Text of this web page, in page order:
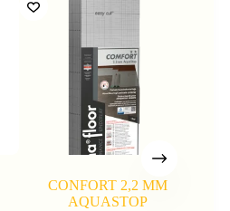
CONFORT 2,2 MM
AQUASTOP